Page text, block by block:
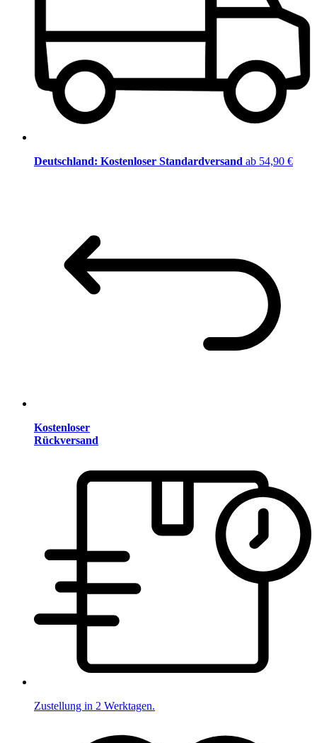
Deutschland: Kostenloser Standardversand ab 54,90 €
Kostenloser
Rückversand
Zustellung in 2 Werktagen.